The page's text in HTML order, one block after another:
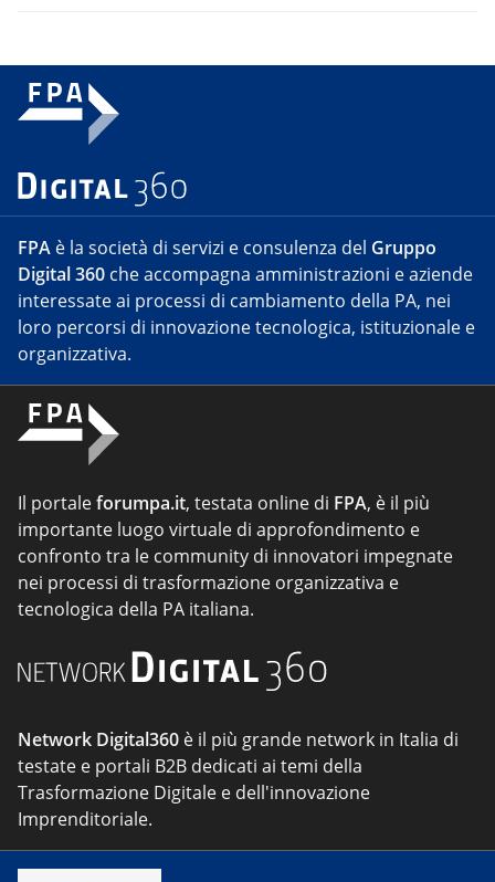
FPA è la società di servizi e consulenza del Gruppo
Digital 360 che accompagna amministrazioni e aziende
interessate ai processi di cambiamento della PA, nei
loro percorsi di innovazione tecnologica, istituzionale e
organizzativa.
Il portaleforumpa.it, testata online di FPA, è il più
importante luogo virtuale di approfondimento e
confronto tra le community di innovatori impegnate
nei processi di trasformazione organizzativa e
tecnologica della PA italiana.
Network Digital360 è il più grande network in Italia di
testate e portali B2B dedicati ai temi della
Trasformazione Digitale e dell'innovazione
Imprenditoriale.